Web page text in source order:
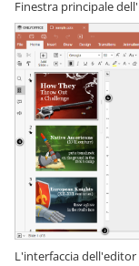
Finestra principale
L'interfaccia